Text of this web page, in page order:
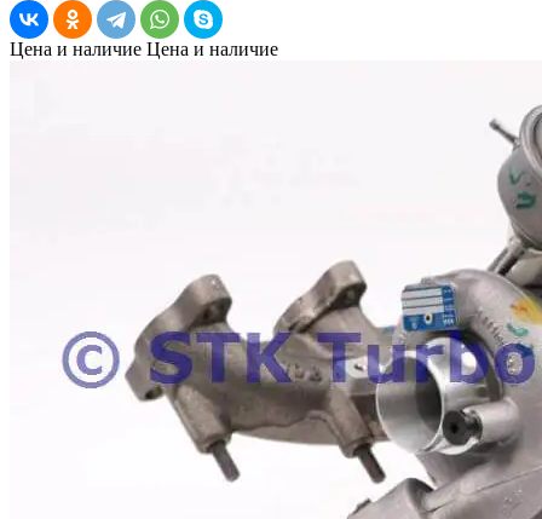
Цена и наличие Цена и наличие